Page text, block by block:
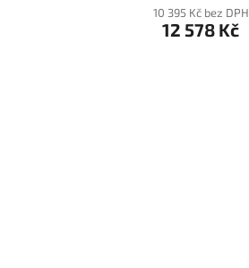
10 395 Kč bez DPH
12 578 Kč